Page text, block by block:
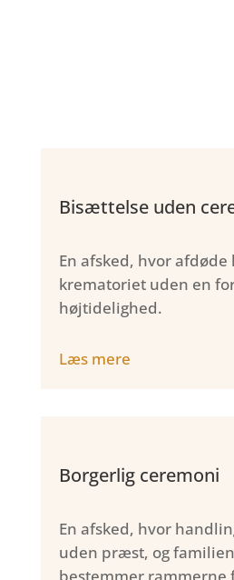
Bisættelse uden
En afsked, hvor
krematoriet uden en
højtidelighed.
Læs mere
Borgerlig ceremoni
En afsked, hvor
uden præst, og